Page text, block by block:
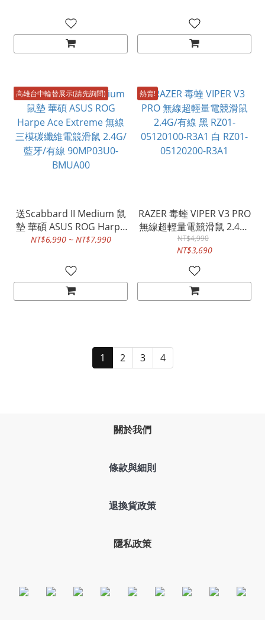
高雄台中輪替展示(請先詢問)
送Scabbard II Medium 鼠
墊 華碩 ASUS ROG Harpe
Ace Extreme 無線三模碳
有線 90MP03U0-BMUA00
NT$6,990 ~ NT$7,990
熱賣!
RAZER 毒蝰 VIPER V3 PRO
無線超輕量電競滑鼠 2.4G/
R3A1 白 RZ01-05120200-
R3A1
NT$4,990
NT$3,690
1 2 3 4
關於我們
條款與細則
退換貨政策
隱私政策